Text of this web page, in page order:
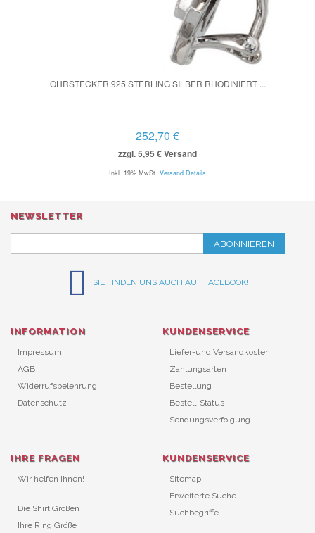
OHRSTECKER 925 STERLING SILBER RHODINIERT ...
252,70 €
zzgl. 5,95 € Versand
Inkl. 19% MwSt. Versand Details
NEWSLETTER
ABONNIEREN
SIE FINDEN UNS AUCH AUF FACEBOOK!
INFORMATION
Impressum
AGB
Widerrufsbelehrung
Datenschutz
KUNDENSERVICE
Liefer-und Versandkosten
Zahlungsarten
Bestellung
Bestell-Status
Sendungsverfolgung
IHRE FRAGEN
Wir helfen Ihnen!
Die Shirt Größen
Ihre Ring Größe
KUNDENSERVICE
Sitemap
Erweiterte Suche
Suchbegriffe